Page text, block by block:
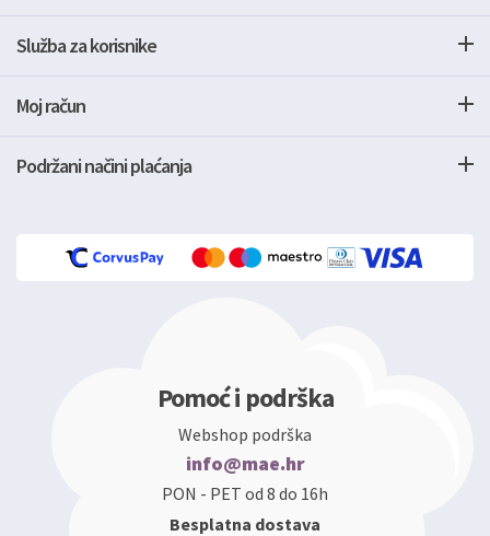
Služba za korisnike
Moj račun
Podržani načini plaćanja
Pomoć i podrška
Webshop podrška
info@mae.hr
PON - PET od 8 do 16h
Besplatna dostava